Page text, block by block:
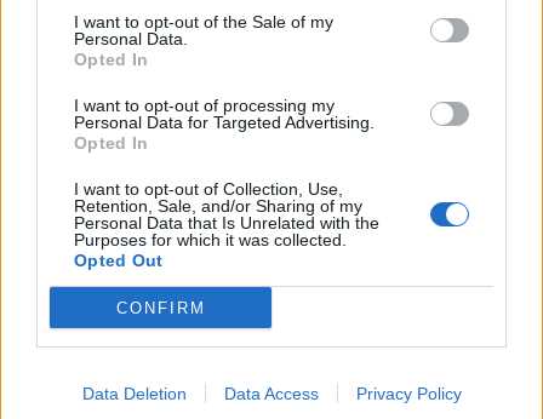
I want to opt-out of the Sale of my
Personal Data.
Opted In
I want to opt-out of processing my
Personal Data for Targeted Advertising.
Opted In
I want to opt-out of Collection, Use,
Retention, Sale, and/or Sharing of my
Personal Data that Is Unrelated with the
Purposes for which it was collected.
Opted Out
CONFIRM
Data Deletion Data Access Privacy Policy
Lifestyle
Koti & Asuminen
Viihde
StaraTV
Autot
Elokuvat
Some
YouTube
Instagram
Twitter